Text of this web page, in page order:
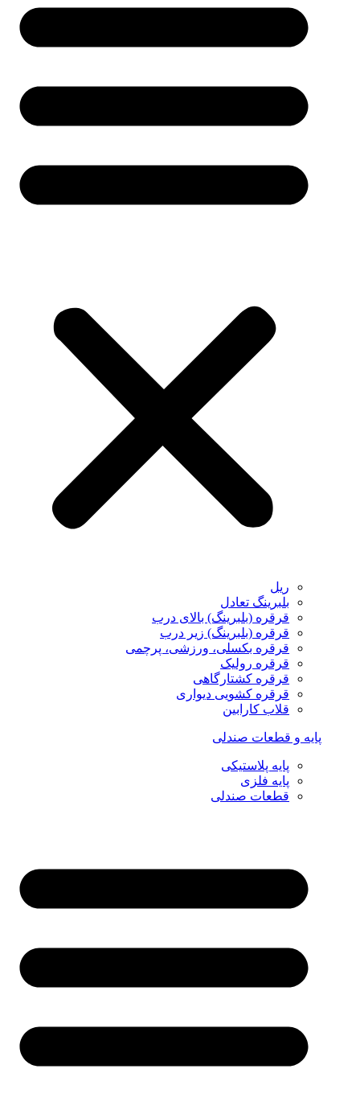
ریل
بلبرینگ تعادل
قرقره (بلبرینگ) بالای درب
قرقره (بلبرینگ) زیر درب
قرقره بکسلی، ورزشی، پرچمی
قرقره رولیک
قرقره کشتارگاهی
قرقره کشویی دیواری
قلاب کارابین
پایه و قطعات صندلی
پایه پلاستیکی
پایه فلزی
قطعات صندلی